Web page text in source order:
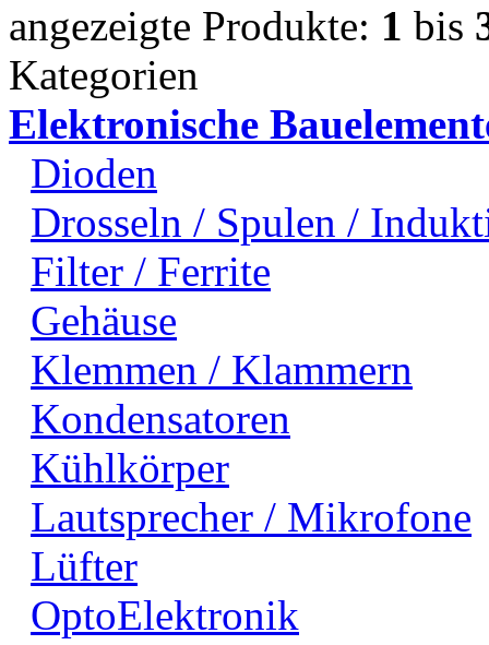
angezeigte Produkte: 1 bis
Kategorien
Elektronische
Dioden
Drosseln / Spulen /
Filter / Ferrite
Gehäuse
Klemmen / Klammern
Kondensatoren
Kühlkörper
Lautsprecher / Mikrofone
Lüfter
OptoElektronik